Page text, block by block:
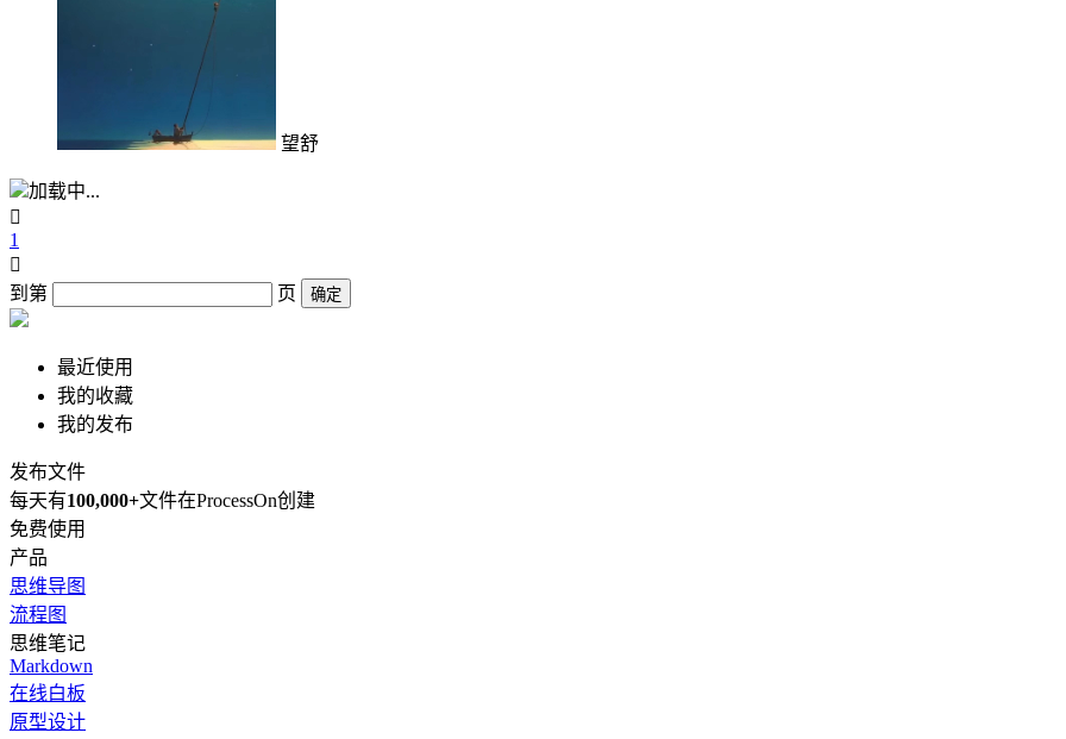
望舒
加载中...

1

到第
页 确定
最近使用
我的收藏
我的发布
发布文件
每天有100,000+文件在ProcessOn创建
免费使用
产品
思维导图
流程图
思维笔记
Markdown
在线白板
原型设计